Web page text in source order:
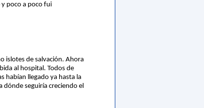
poco a poco fui
islotes de salvación. Ahora
al hospital. Todos de
habían llegado ya hasta la
dónde seguiría creciendo el